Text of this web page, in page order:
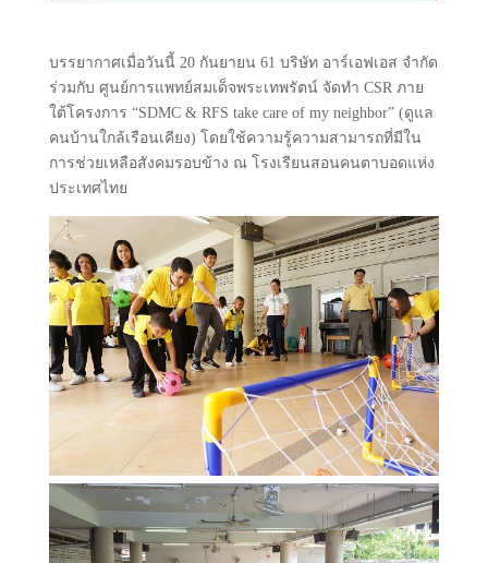
บรรยากาศเมื่อวันนี้ 20 กันยายน 61 บริษัท อาร์เอฟเอส จำกัด
ร่วมกับ ศูนย์การแพทย์สมเด็จพระเทพรัตน์ จัดทำ CSR ภาย
ใต้โครงการ “SDMC & RFS take care of my neighbor” (ดูแล
คนบ้านใกล้เรือนเคียง) โดยใช้ความรู้ความสามารถที่มีใน
การช่วยเหลือสังคมรอบข้าง ณ​ โรงเรียนสอนคนตาบอดแห่ง
ประเทศไทย